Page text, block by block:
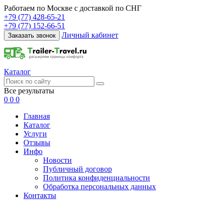
Работаем по Москве с доставкой по СНГ
+79 (77) 428-65-21
+79 (77) 152-66-51
Заказать звонок Личный кабинет
Каталог
Все результаты
0 0 0
Главная
Каталог
Услуги
Отзывы
Инфо
Новости
Публичный договор
Политика конфиденциальности
Обработка персональных данных
Контакты